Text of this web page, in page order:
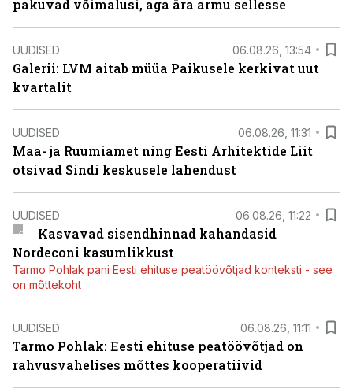
pakuvad võimalusi, aga ära armu sellesse
UUDISED 06.08.26, 13:54
Galerii: LVM aitab müüa Paikusele kerkivat uut
kvartalit
UUDISED 06.08.26, 11:31
Maa- ja Ruumiamet ning Eesti Arhitektide Liit
otsivad Sindi keskusele lahendust
UUDISED 06.08.26, 11:22
Kasvavad sisendhinnad kahandasid
Nordeconi kasumlikkust
Tarmo Pohlak pani Eesti ehituse peatöövõtjad konteksti - see
on mõttekoht
UUDISED 06.08.26, 11:11
Tarmo Pohlak: Eesti ehituse peatöövõtjad on
rahvusvahelises mõttes kooperatiivid